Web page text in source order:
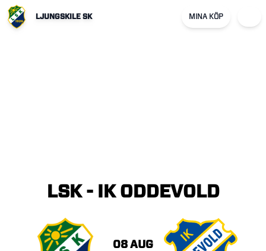
LJUNGSKILE SK MINA KÖP
LSK - IK ODDEVOLD
08 AUG